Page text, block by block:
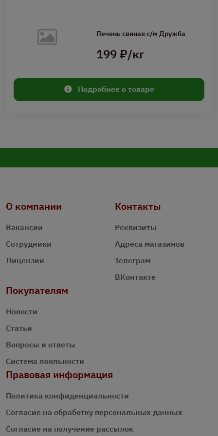
Печень свиная с/м Дружба
199 ₽/кг
Подробнее о товаре
О компании
Вакансии
Сотрудники
Лицензии
Контакты
Реквизиты
Адреса магазинов
Телеграм
ВКонтакте
Покупателям
Новости
Статьи
Вопросы и ответы
Система лояльности
Правовая информация
Политика конфиденциальности
Согласие на обработку персональных данных
Согласие на получение рассылок